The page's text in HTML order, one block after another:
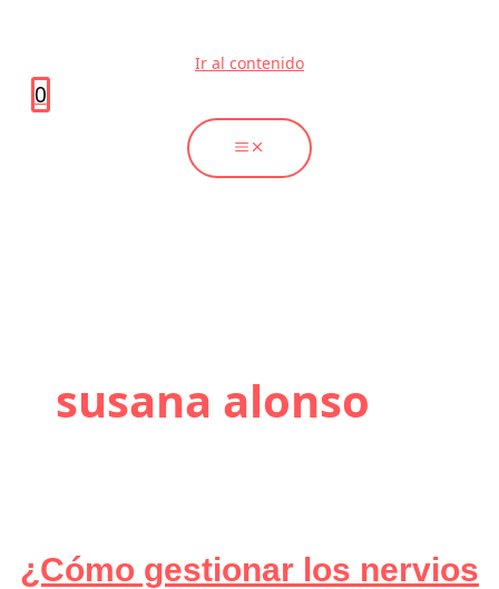
Ir al contenido
0
susana alonso
¿Cómo gestionar los nervios